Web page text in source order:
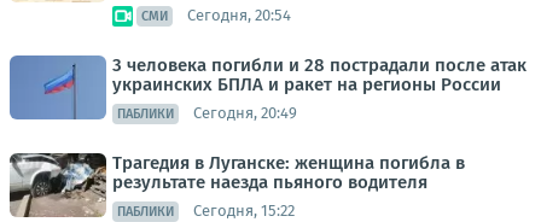
СМИ Сегодня, 20:54
3 человека погибли и 28 пострадали после атак
украинских БПЛА и ракет на регионы России
ПАБЛИКИ Сегодня, 20:49
Трагедия в Луганске: женщина погибла в
результате наезда пьяного водителя
ПАБЛИКИ Сегодня, 15:22